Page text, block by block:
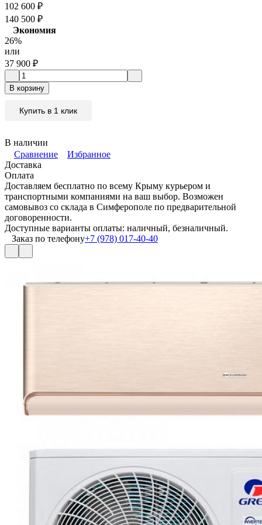
102 600 ₽
140 500 ₽
Экономия
26%
или
37 900 ₽
В корзину
Купить в 1 клик
В наличии
Сравнение
Избранное
Доставка
Оплата
Доставляем бесплатно по всему Крыму курьером и
транспортными компаниями на ваш выбор. Возможен
самовывоз со склада в Симферополе по предварительной
договоренности.
Доступные варианты оплаты: наличный, безналичный.
Заказ по телефону+7 (978) 017-40-40